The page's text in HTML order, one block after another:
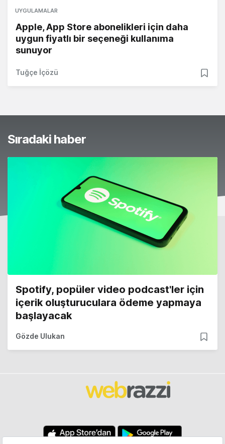
UYGULAMALAR
Apple, App Store abonelikleri için daha
uygun fiyatlı bir seçeneği kullanıma
sunuyor
Tuğçe İçözü
Sıradaki haber
Spotify, popüler video podcast'ler için
içerik oluşturuculara ödeme yapmaya
başlayacak
Gözde Ulukan